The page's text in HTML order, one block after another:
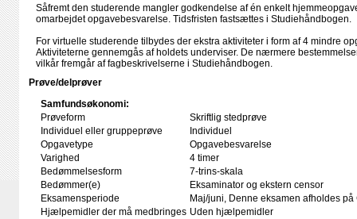
Såfremt den studerende mangler godkendelse af én enkelt
omarbejdet opgavebesvarelse. Tidsfristen fastsættes i Studiehåndbogen.
For virtuelle studerende tilbydes der ekstra aktiviteter i form af 4 mindre
Aktiviteterne gennemgås af holdets underviser. De nærmere
vilkår fremgår af fagbeskrivelserne i Studiehåndbogen.
Prøve/delprøver
Samfundsøkonomi:
Prøveform
Skriftlig stedprøve
Individuel eller gruppeprøve
Individuel
Opgavetype
Opgavebesvarelse
Varighed
4 timer
Bedømmelsesform
7-trins-skala
Bedømmer(e)
Eksaminator og ekstern censor
Eksamensperiode
Maj/juni, Denne eksamen afholdes på
Hjælpemidler der må medbringes Uden hjælpemidler